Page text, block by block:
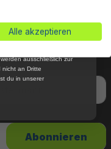
für Deinen
Abonnieren
Alle akzeptieren
zu, regelmäßig per E-
ausschließlich zur
nicht an Dritte
du in unserer